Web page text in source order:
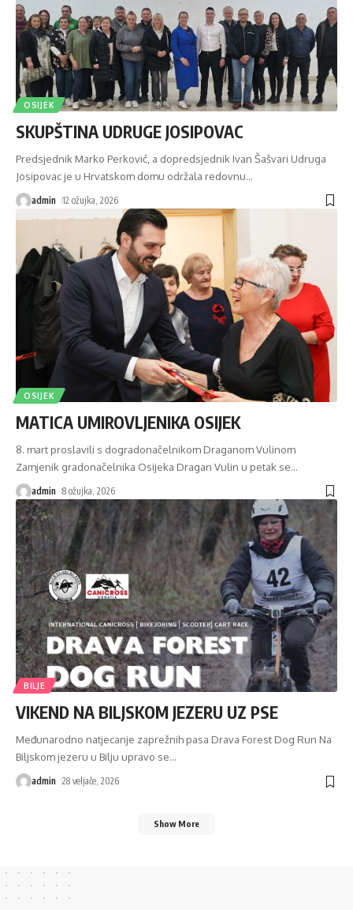
OSIJEK
SKUPŠTINA UDRUGE JOSIPOVAC
Predsjednik Marko Perković, a dopredsjednik Ivan Šašvari Udruga
Josipovac je u Hrvatskom domu održala redovnu…
admin 12 ožujka, 2026
OSIJEK
MATICA UMIROVLJENIKA OSIJEK
8. mart proslavili s dogradonačelnikom Draganom Vulinom
Zamjenik gradonačelnika Osijeka Dragan Vulin u petak se…
admin 8 ožujka, 2026
BILJE
VIKEND NA BILJSKOM JEZERU UZ PSE
Međunarodno natjecanje zaprežnih pasa Drava Forest Dog Run Na
Biljskom jezeru u Bilju upravo se…
admin 28 veljače, 2026
Show More